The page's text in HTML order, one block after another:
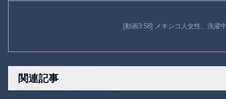
[動画3:58] メキシコ人女性、洗濯
関連記事